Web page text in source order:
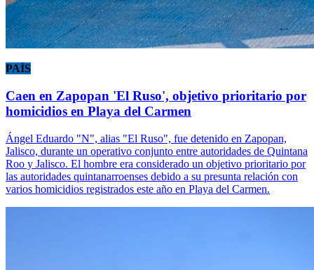
PAÍS
Caen en Zapopan 'El Ruso', objetivo prioritario por
homicidios en Playa del Carmen
Ángel Eduardo "N", alias "El Ruso", fue detenido en Zapopan,
Jalisco, durante un operativo conjunto entre autoridades de Quintana
Roo y Jalisco. El hombre era considerado un objetivo prioritario por
las autoridades quintanarroenses debido a su presunta relación con
varios homicidios registrados este año en Playa del Carmen.